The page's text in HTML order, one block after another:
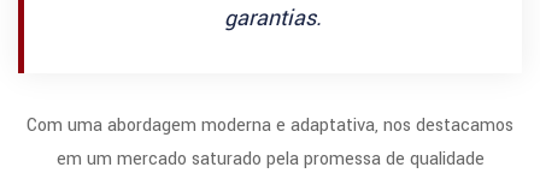
garantias.
Com uma abordagem moderna e adaptativa, nos destacamos
em um mercado saturado pela promessa de qualidade